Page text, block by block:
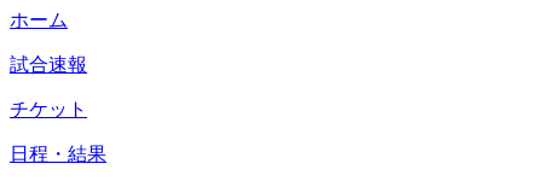
ホーム
試合速報
チケット
日程・結果